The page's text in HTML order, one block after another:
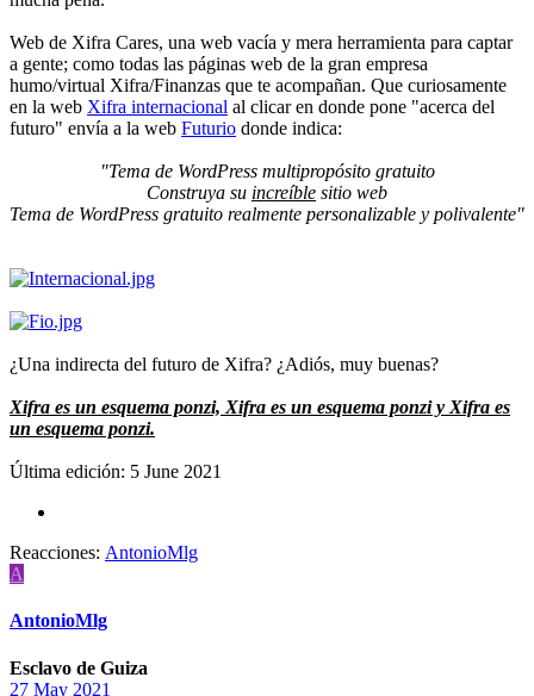
Web de Xifra Cares, una web vacía y mera herramienta para captar
a gente; como todas las páginas web de la gran empresa
humo/virtual Xifra/Finanzas que te acompañan. Que curiosamente
en la web Xifra internacional al clicar en donde pone "acerca del
futuro" envía a la web Futurio donde indica:
"Tema de WordPress multipropósito gratuito
Construya su increíble sitio web
Tema de WordPress gratuito realmente personalizable y polivalente"
¿Una indirecta del futuro de Xifra? ¿Adiós, muy buenas?
Xifra es un esquema ponzi, Xifra es un esquema ponzi y Xifra es
un esquema ponzi.
Última edición: 5 June 2021
Reacciones: AntonioMlg
A
AntonioMlg
Esclavo de Guiza
27 May 2021